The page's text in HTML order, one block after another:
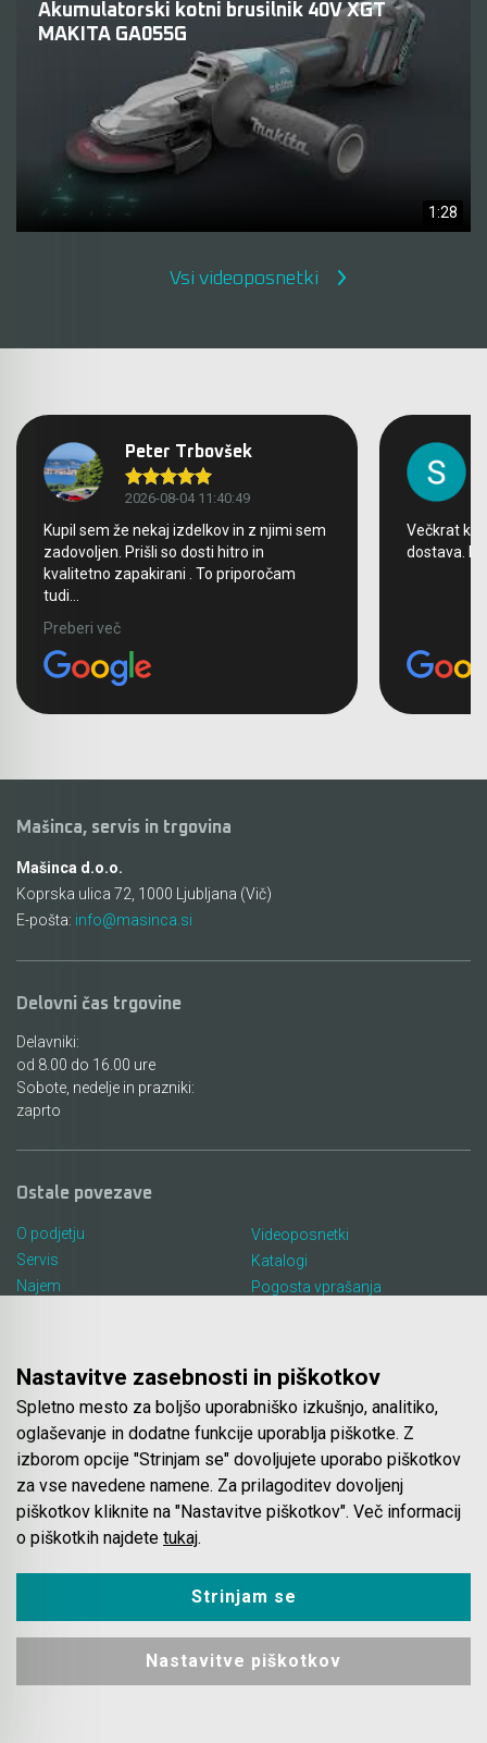
Akumulatorski kotni brusilnik 40V XGT
MAKITA GA055G
1:28
Vsi videoposnetki
Peter Trbovšek
2026-08-04 11:40:49
Kupil sem že nekaj izdelkov in z njimi sem
zadovoljen. Prišli so dosti hitro in
kvalitetno zapakirani . To priporočam
tudi...
Preberi več
Večkrat
dostava.
Mašinca, servis in trgovina
Mašinca d.o.o.
Koprska ulica 72, 1000 Ljubljana (Vič)
E-pošta: info@masinca.si
Delovni čas trgovine
Delavniki:
od 8.00 do 16.00 ure
Sobote, nedelje in prazniki:
zaprto
Ostale povezave
O podjetju
Servis
Najem
Videoposnetki
Katalogi
Pogosta vprašanja
Spletna trgovina
Pogoji poslovanja
Plačila
Odstop od nakupa
Dostava
Nastavitve zasebnosti in piškotkov
Spletno mesto za boljšo uporabniško izkušnjo, analitiko,
oglaševanje in dodatne funkcije uporablja piškotke. Z
izborom opcije "Strinjam se" dovoljujete uporabo piškotkov
za vse navedene namene. Za prilagoditev dovoljenj
piškotkov kliknite na "Nastavitve piškotkov". Več informacij
o piškotkih najdete tukaj.
Strinjam se
Nastavitve piškotkov